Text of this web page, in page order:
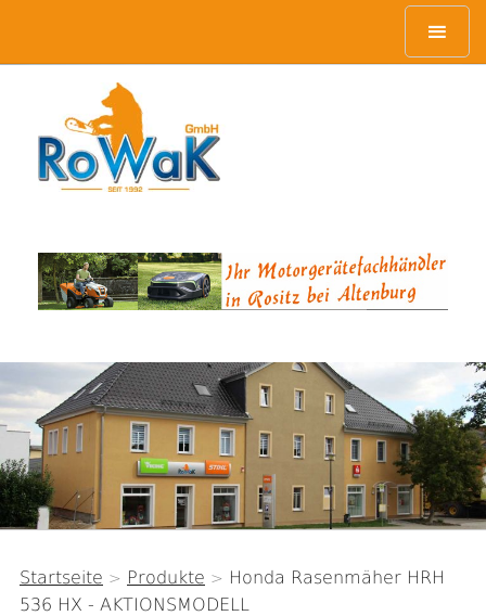
Sie
Startseite > Produkte > Honda Rasenmäher HRH
536 HX - AKTIONSMODELL